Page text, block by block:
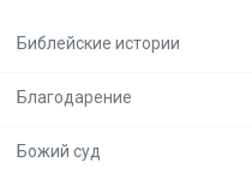
Библейские истории
Благодарение
Божий суд